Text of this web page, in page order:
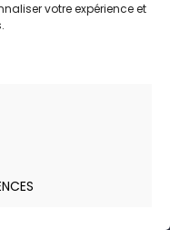
votre expérience et
d’évènements
et protéger les